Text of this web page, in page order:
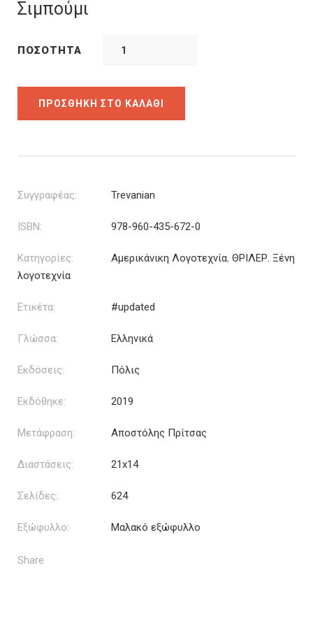
17.70€.
Σιμπούμι
ΠΟΣΌΤΗΤΑ
ΠΡΟΣΘΉΚΗ ΣΤΟ ΚΑΛΆΘΙ
Συγγραφέας: Trevanian
ISBN: 978-960-435-672-0
Κατηγορίες: Αμερικάνικη Λογοτεχνία, ΘΡΙΛΕΡ, Ξένη
λογοτεχνία
Ετικέτα: #updated
Γλώσσα: Ελληνικά
Εκδόσεις: Πόλις
Εκδόθηκε: 2019
Μετάφραση: Αποστόλης Πρίτσας
Διαστάσεις: 21x14
Σελίδες: 624
Εξώφυλλο: Μαλακό εξώφυλλο
Share